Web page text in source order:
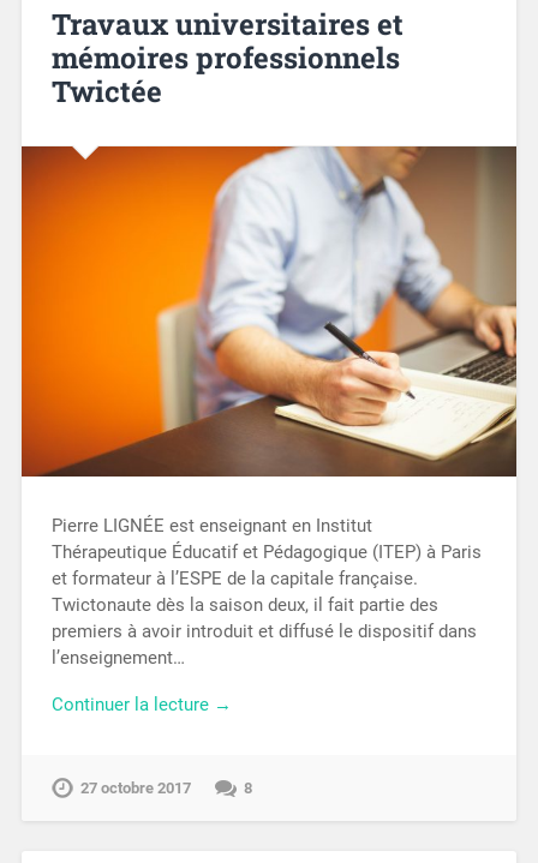
Travaux universitaires et
mémoires professionnels
Twictée
Pierre LIGNÉE est enseignant en Institut
Thérapeutique Éducatif et Pédagogique (ITEP) à Paris
et formateur à l’ESPE de la capitale française.
Twictonaute dès la saison deux, il fait partie des
premiers à avoir introduit et diffusé le dispositif dans
l’enseignement…
Continuer la lecture →
27 octobre 2017 8